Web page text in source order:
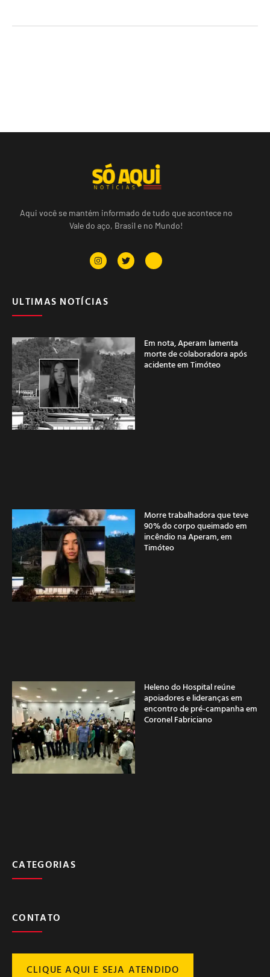
Aqui você se mantém informado de tudo que acontece no
Vale do aço, Brasil e no Mundo!
ULTIMAS NOTÍCIAS
Em nota, Aperam lamenta
morte de colaboradora após
acidente em Timóteo
Morre trabalhadora que teve
90% do corpo queimado em
incêndio na Aperam, em
Timóteo
Heleno do Hospital reúne
apoiadores e lideranças em
encontro de pré-campanha em
Coronel Fabriciano
CATEGORIAS
CONTATO
CLIQUE AQUI E SEJA ATENDIDO